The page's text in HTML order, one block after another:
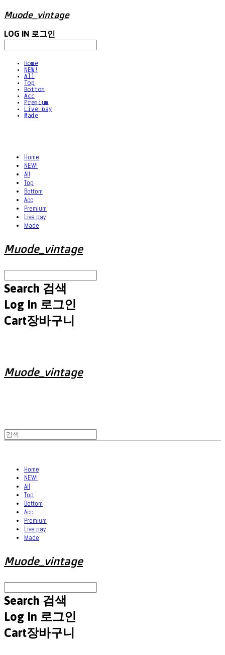
Muode_vintage
LOG IN 로그인
Home
NEW!
All
Top
Bottom
Acc
Premium
Live pay
Made
Home
NEW!
All
Top
Bottom
Acc
Premium
Live pay
Made
Muode_vintage
Search 검색
Log In 로그인
Cart장바구니
Muode_vintage
Home
NEW!
All
Top
Bottom
Acc
Premium
Live pay
Made
Muode_vintage
Search 검색
Log In 로그인
Cart장바구니